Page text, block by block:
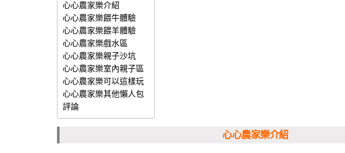
心心農家樂介紹
心心農家樂餵牛體驗
心心農家樂餵羊體驗
心心農家樂戲水區
心心農家樂親子沙坑
心心農家樂室內親子區
心心農家樂可以這樣玩
心心農家樂其他懶人包
評論
心心農家樂介紹